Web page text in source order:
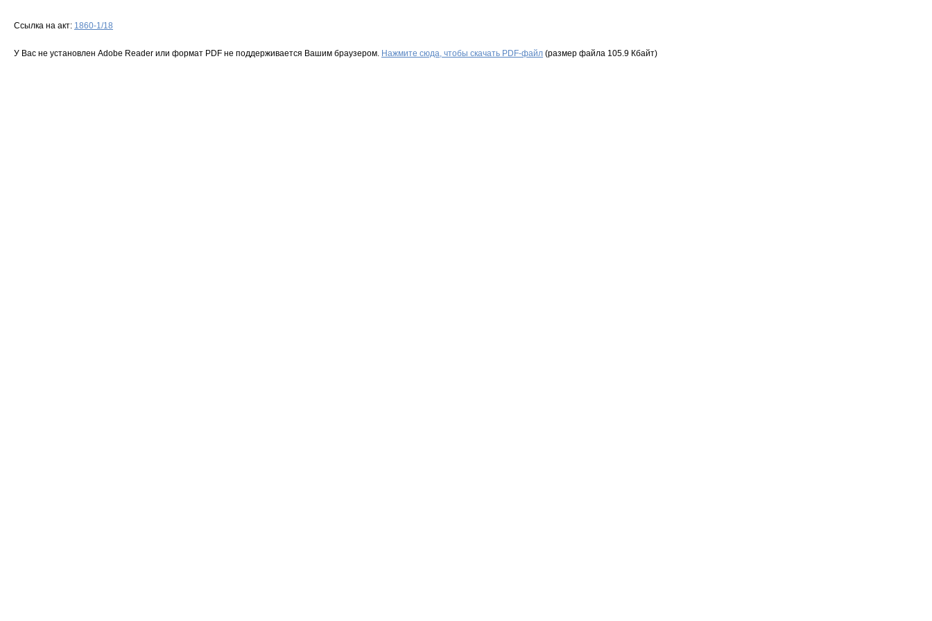
Ссылка на акт: 1860-1/18
У Вас не установлен Adobe Reader или формат PDF не поддерживается Вашим браузером. Нажмите сюда, чтобы скачать PDF-файл (размер файла 105.9 Кбайт)